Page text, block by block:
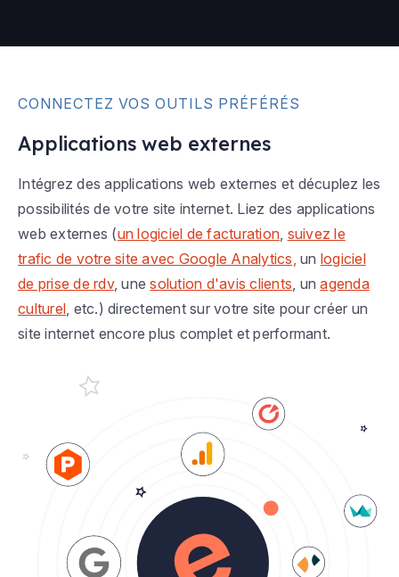
CONNECTEZ VOS OUTILS PRÉFÉRÉS
Applications web externes
Intégrez des applications web externes et décuplez les
possibilités de votre site internet. Liez des applications
web externes (un logiciel de facturation, suivez le
trafic de votre site avec Google Analytics, un logiciel
de prise de rdv, unesolution d'avis clients, unagenda
culturel, etc.) directement sur votre site pour créer un
site internet encore plus complet et performant.